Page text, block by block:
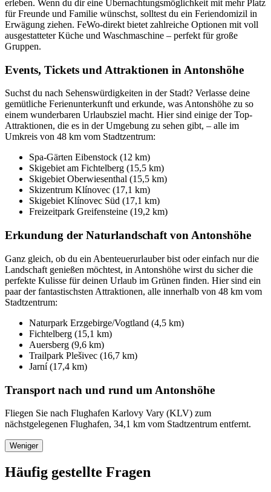
erleben. Wenn du dir eine Übernachtungsmöglichkeit mit mehr Platz
für Freunde und Familie wünschst, solltest du ein Feriendomizil in
Erwägung ziehen. FeWo-direkt bietet zahlreiche Optionen mit voll
ausgestatteter Küche und Waschmaschine – perfekt für große
Gruppen.
Events, Tickets und Attraktionen in Antonshöhe
Suchst du nach Sehenswürdigkeiten in der Stadt? Verlasse deine
gemütliche Ferienunterkunft und erkunde, was Antonshöhe zu so
einem wunderbaren Urlaubsziel macht. Hier sind einige der Top-
Attraktionen, die es in der Umgebung zu sehen gibt, – alle im
Umkreis von 48 km vom Stadtzentrum:
Spa-Gärten Eibenstock (12 km)
Skigebiet am Fichtelberg (15,5 km)
Skigebiet Oberwiesenthal (15,5 km)
Skizentrum Klínovec (17,1 km)
Skigebiet Klínovec Süd (17,1 km)
Freizeitpark Greifensteine (19,2 km)
Erkundung der Naturlandschaft von Antonshöhe
Ganz gleich, ob du ein Abenteuerurlauber bist oder einfach nur die
Landschaft genießen möchtest, in Antonshöhe wirst du sicher die
perfekte Kulisse für deinen Urlaub im Grünen finden. Hier sind ein
paar der fantastischsten Attraktionen, alle innerhalb von 48 km vom
Stadtzentrum:
Naturpark Erzgebirge/Vogtland (4,5 km)
Fichtelberg (15,1 km)
Auersberg (9,6 km)
Trailpark Plešivec (16,7 km)
Jarní (17,4 km)
Transport nach und rund um Antonshöhe
Fliegen Sie nach Flughafen Karlovy Vary (KLV) zum
nächstgelegenen Flughafen, 34,1 km vom Stadtzentrum entfernt.
Weniger
Häufig gestellte Fragen